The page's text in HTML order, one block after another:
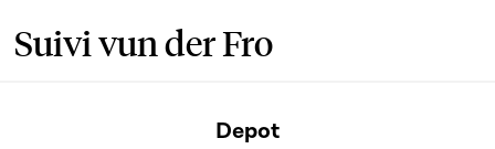
Suivi vun der Fro
Depot